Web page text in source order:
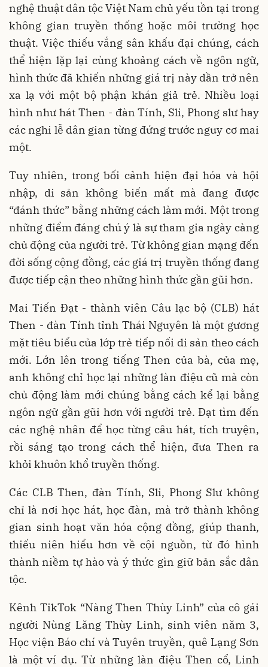
nghệ thuật dân tộc Việt Nam chủ yếu tồn tại trong
không gian truyền thống hoặc môi trường học
thuật. Việc thiếu vắng sân khấu đại chúng, cách
thể hiện lặp lại cùng khoảng cách về ngôn ngữ,
hình thức đã khiến những giá trị này dần trở nên
xa lạ với một bộ phận khán giả trẻ. Nhiều loại
hình như hát Then - đàn Tính, Sli, Phong slư hay
các nghi lễ dân gian từng đứng trước nguy cơ mai
một.
Tuy nhiên, trong bối cảnh hiện đại hóa và hội
nhập, di sản không biến mất mà đang được
“đánh thức” bằng những cách làm mới. Một trong
những điểm đáng chú ý là sự tham gia ngày càng
chủ động của người trẻ. Từ không gian mạng đến
đời sống cộng đồng, các giá trị truyền thống đang
được tiếp cận theo những hình thức gần gũi hơn.
Mai Tiến Đạt - thành viên Câu lạc bộ (CLB) hát
Then - đàn Tính tỉnh Thái Nguyên là một gương
mặt tiêu biểu của lớp trẻ tiếp nối di sản theo cách
mới. Lớn lên trong tiếng Then của bà, của mẹ,
anh không chỉ học lại những làn điệu cũ mà còn
chủ động làm mới chúng bằng cách kể lại bằng
ngôn ngữ gần gũi hơn với người trẻ. Đạt tìm đến
các nghệ nhân để học từng câu hát, tích truyện,
rồi sáng tạo trong cách thể hiện, đưa Then ra
khỏi khuôn khổ truyền thống.
Các CLB Then, đàn Tính, Sli, Phong Slư không
chỉ là nơi học hát, học đàn, mà trở thành không
gian sinh hoạt văn hóa cộng đồng, giúp thanh,
thiếu niên hiểu hơn về cội nguồn, từ đó hình
thành niềm tự hào và ý thức gìn giữ bản sắc dân
tộc.
Kênh TikTok “Nàng Then Thùy Linh” của cô gái
người Nùng Lăng Thùy Linh, sinh viên năm 3,
Học viện Báo chí và Tuyên truyền, quê Lạng Sơn
là một ví dụ. Từ những làn điệu Then cổ, Linh